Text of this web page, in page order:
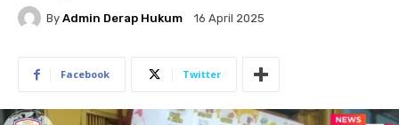
By Admin Derap Hukum 16 April 2025
Facebook Twitter